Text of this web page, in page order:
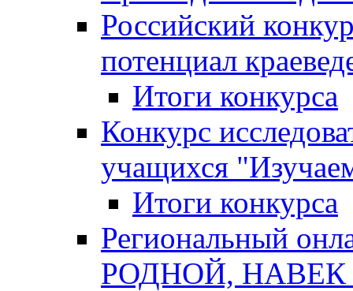
Российский
потенциал
Итоги конкурса
Конкурс
учащихся
Итоги конкурса
Региональный
РОДНОЙ,